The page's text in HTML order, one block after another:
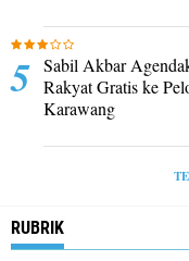
Sabil Akbar
Rakyat Gratis ke
Karawang
RUBRIK